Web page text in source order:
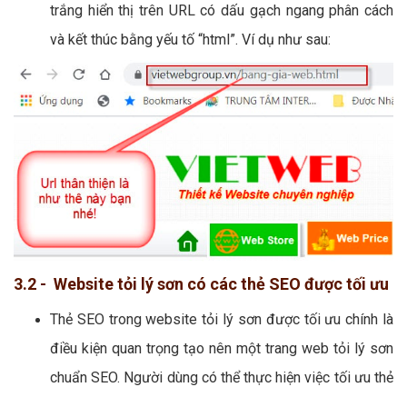
trắng hiển thị trên URL có dấu gạch ngang phân cách
và kết thúc bằng yếu tố “html”. Ví dụ như sau:
3.2 - Website tỏi lý sơn có các thẻ SEO được tối ưu
Thẻ SEO trong website tỏi lý sơn được tối ưu chính là
điều kiện quan trọng tạo nên một trang web tỏi lý sơn
chuẩn SEO. Người dùng có thể thực hiện việc tối ưu thẻ